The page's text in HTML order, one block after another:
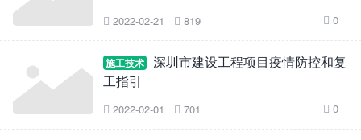
 2022-02-21  819  0
施工技术
深圳市建设工程项目疫情防控和复
工指引
 2022-02-01  701  0